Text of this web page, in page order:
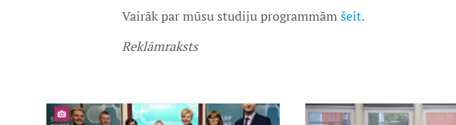
Vairāk par mūsu studiju programmāmšeit.
Reklāmraksts